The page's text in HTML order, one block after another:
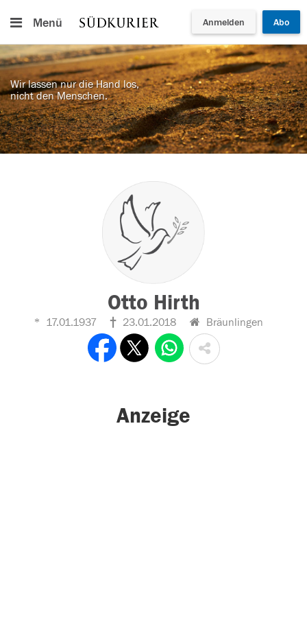
Menü Anmelden Abo
Wir lassen nur die Hand los,
nicht den Menschen.
Otto Hirth
17.01.1937 23.01.2018 Bräunlingen
Anzeige